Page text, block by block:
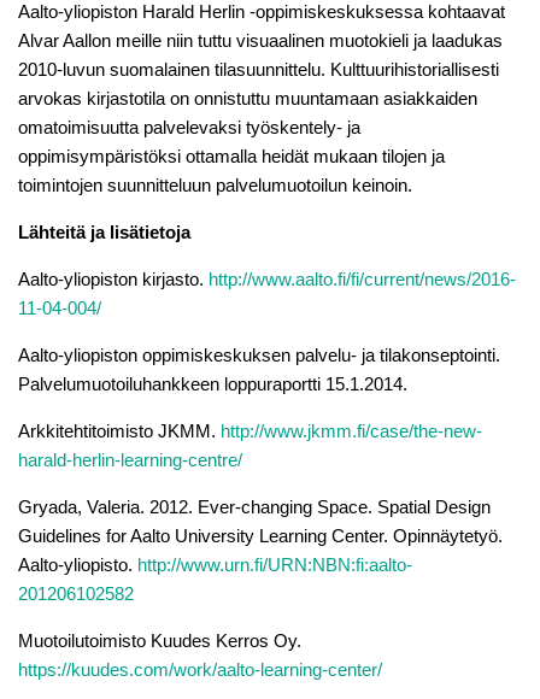
Aalto-yliopiston Harald Herlin -oppimiskeskuksessa kohtaavat
Alvar Aallon meille niin tuttu visuaalinen muotokieli ja laadukas
2010-luvun suomalainen tilasuunnittelu. Kulttuurihistoriallisesti
arvokas kirjastotila on onnistuttu muuntamaan asiakkaiden
omatoimisuutta palvelevaksi työskentely- ja
oppimisympäristöksi ottamalla heidät mukaan tilojen ja
toimintojen suunnitteluun palvelumuotoilun keinoin.
Lähteitä ja lisätietoja
Aalto-yliopiston kirjasto. http://www.aalto.fi/fi/current/news/2016-
11-04-004/
Aalto-yliopiston oppimiskeskuksen palvelu- ja tilakonseptointi.
Palvelumuotoiluhankkeen loppuraportti 15.1.2014.
Arkkitehtitoimisto JKMM. http://www.jkmm.fi/case/the-new-
harald-herlin-learning-centre/
Gryada, Valeria. 2012. Ever-changing Space. Spatial Design
Guidelines for Aalto University Learning Center. Opinnäytetyö.
Aalto-yliopisto. http://www.urn.fi/URN:NBN:fi:aalto-
201206102582
Muotoilutoimisto Kuudes Kerros Oy.
https://kuudes.com/work/aalto-learning-center/